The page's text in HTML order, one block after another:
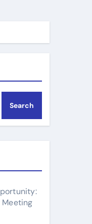
Search
Meeting